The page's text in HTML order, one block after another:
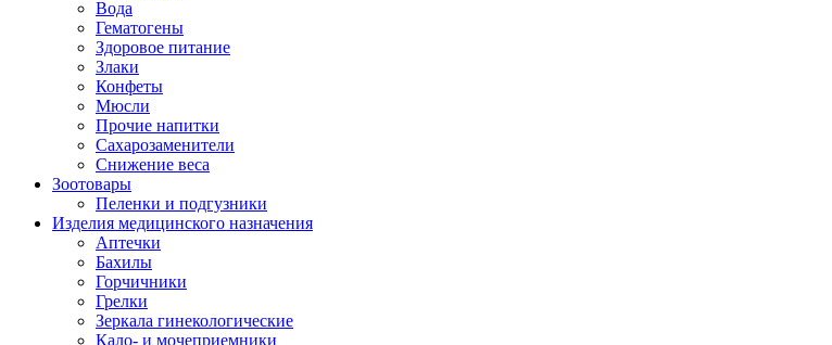
Вода
Гематогены
Здоровое питание
Злаки
Конфеты
Мюсли
Прочие напитки
Сахарозаменители
Снижение веса
Зоотовары
Пеленки и подгузники
Изделия медицинского назначения
Аптечки
Бахилы
Горчичники
Грелки
Зеркала гинекологические
Кало- и мочеприемники